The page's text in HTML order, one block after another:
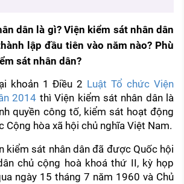
LÀM
dân là gì? Viện kiểm sát nhân dân
lập đầu tiên vào năm nào? Phù
sát nhân dân?
khoản 1 Điều 2 Luật Tổ chức Viện
2014 thì Viện kiểm sát nhân dân là
quyền công tố, kiểm sát hoạt động
Cộng hòa xã hội chủ nghĩa Việt Nam.
kiểm sát nhân dân đã được Quốc hội
chủ cộng hoà khoá thứ II, kỳ họp
ngày 15 tháng 7 năm 1960 và Chủ